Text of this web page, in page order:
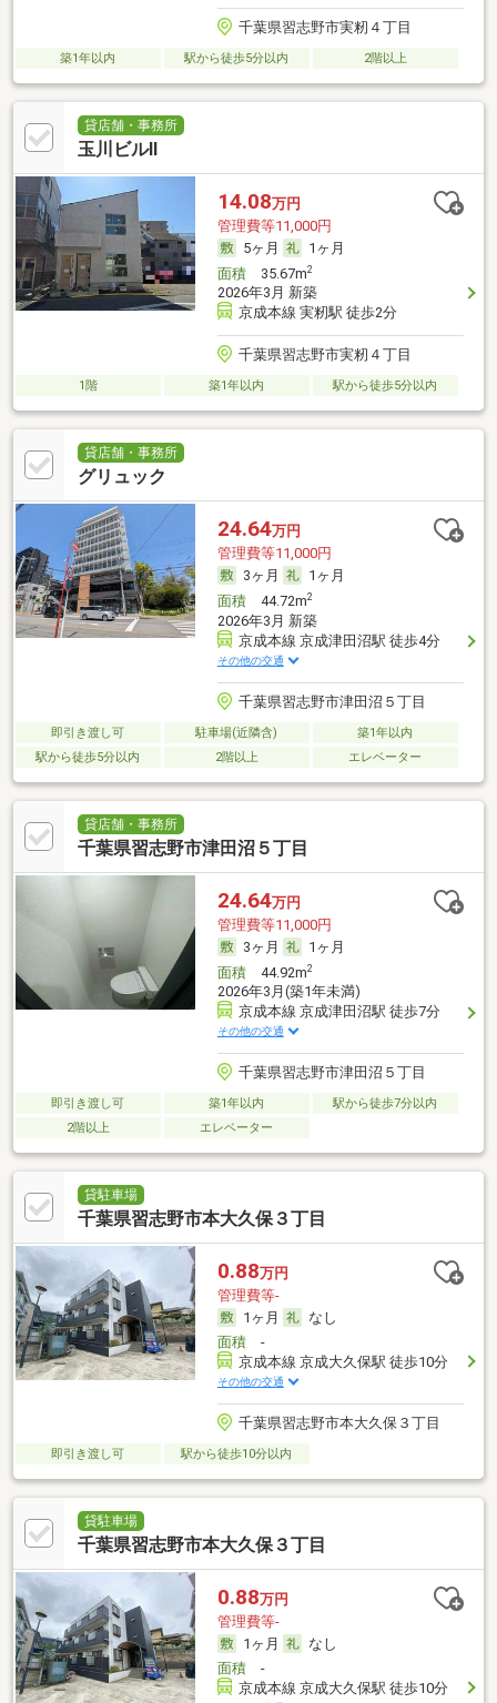
千葉県習志野市実籾４丁目
築1年以内 駅から徒歩5分以内 2階以上
貸店舗・事務所
玉川ビルⅡ
14.08万円
管理費等11,000円
5ヶ月
1ヶ月
面積35.67m2
2026年3月 新築
京成本線 実籾駅 徒歩2分
千葉県習志野市実籾４丁目
1階 築1年以内 駅から徒歩5分以内
貸店舗・事務所
グリュック
24.64万円
管理費等11,000円
3ヶ月
1ヶ月
面積44.72m2
2026年3月 新築
京成本線 京成津田沼駅 徒歩4分
その他の交通
千葉県習志野市津田沼５丁目
即引き渡し可 駐車場(近隣含)
築1年以内
駅から徒歩5分以内
2階以上 エレベーター
貸店舗・事務所
千葉県習志野市津田沼５丁目
24.64万円
管理費等11,000円
3ヶ月
1ヶ月
面積44.92m2
2026年3月(築1年未満)
京成本線 京成津田沼駅 徒歩7分
その他の交通
千葉県習志野市津田沼５丁目
即引き渡し可 築1年以内
駅から徒歩7分以内
2階以上
エレベーター
貸駐車場
千葉県習志野市本大久保３丁目
0.88万円
管理費等-
1ヶ月
なし
面積-
京成本線 京成大久保駅 徒歩10分
その他の交通
千葉県習志野市本大久保３丁目
即引き渡し可 駅から徒歩10分以内
貸駐車場
千葉県習志野市本大久保３丁目
0.88万円
管理費等-
1ヶ月
なし
面積-
京成本線 京成大久保駅 徒歩10分